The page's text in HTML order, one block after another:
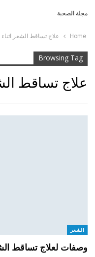
مجلة الصحبة
Home علاج تساقط الشعر
Browsing Tag
علاج تساقط
الشعر
وصفات لعلاج تساقط